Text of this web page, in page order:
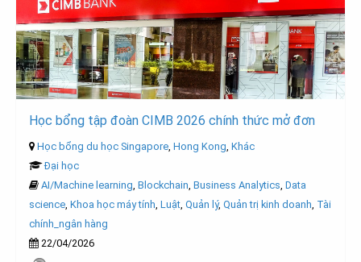
Học bổng tập đoàn CIMB 2026 chính thức mở đơn
Học bổng du học Singapore Hong Kong Khác
Đại học
AI/Machine learning Blockchain Business Analytics Data
science Khoa học máy tính Luật Quản lý, Quản trị kinh doanh Tài
chính_ngân hàng
22/04/2026